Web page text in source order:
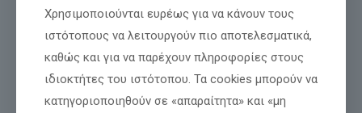
Χρησιμοποιούνται ευρέως για να κάνουν τους
ιστότοπους να λειτουργούν πιο αποτελεσματικά,
καθώς και για να παρέχουν πληροφορίες στους
ιδιοκτήτες του ιστότοπου. Τα cookies μπορούν να
κατηγοριοποιηθούν σε «απαραίτητα» και «μη